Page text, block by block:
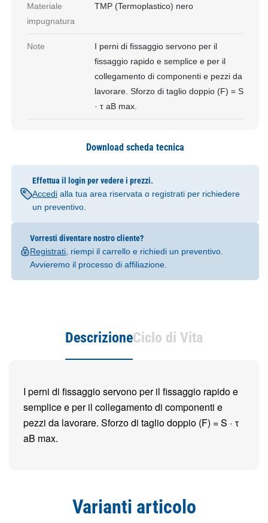
Materiale
impugnatura
TMP (Termoplastico) nero
Note
I perni di fissaggio servono per il
fissaggio rapido e semplice e per il
collegamento di componenti e pezzi da
lavorare. Sforzo di taglio doppio (F) = S
· τ aB max.
Download scheda tecnica
Effettua il login per vedere i prezzi.
Accedialla tua area riservata o registrati per richiedere
un preventivo.
Vorresti diventare nostro cliente?
Registrati, riempi il carrello e richiedi un preventivo.
Avvieremo il processo di affiliazione.
DescrizioneCiclo di Vita
I perni di fissaggio servono per il fissaggio rapido e
semplice e per il collegamento di componenti e
pezzi da lavorare. Sforzo di taglio doppio (F) = S · τ
aB max.
Varianti articolo